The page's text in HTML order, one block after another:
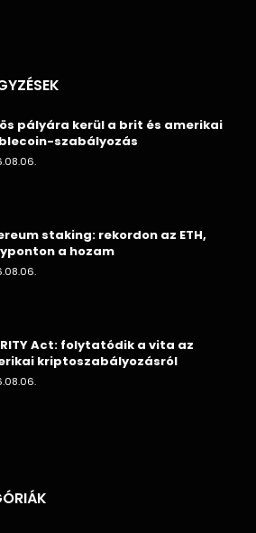
pályára kerül a brit és amerikai
szabályozás
staking: rekordon az ETH,
a hozam
Act: folytatódik a vita az
kriptoszabályozásról